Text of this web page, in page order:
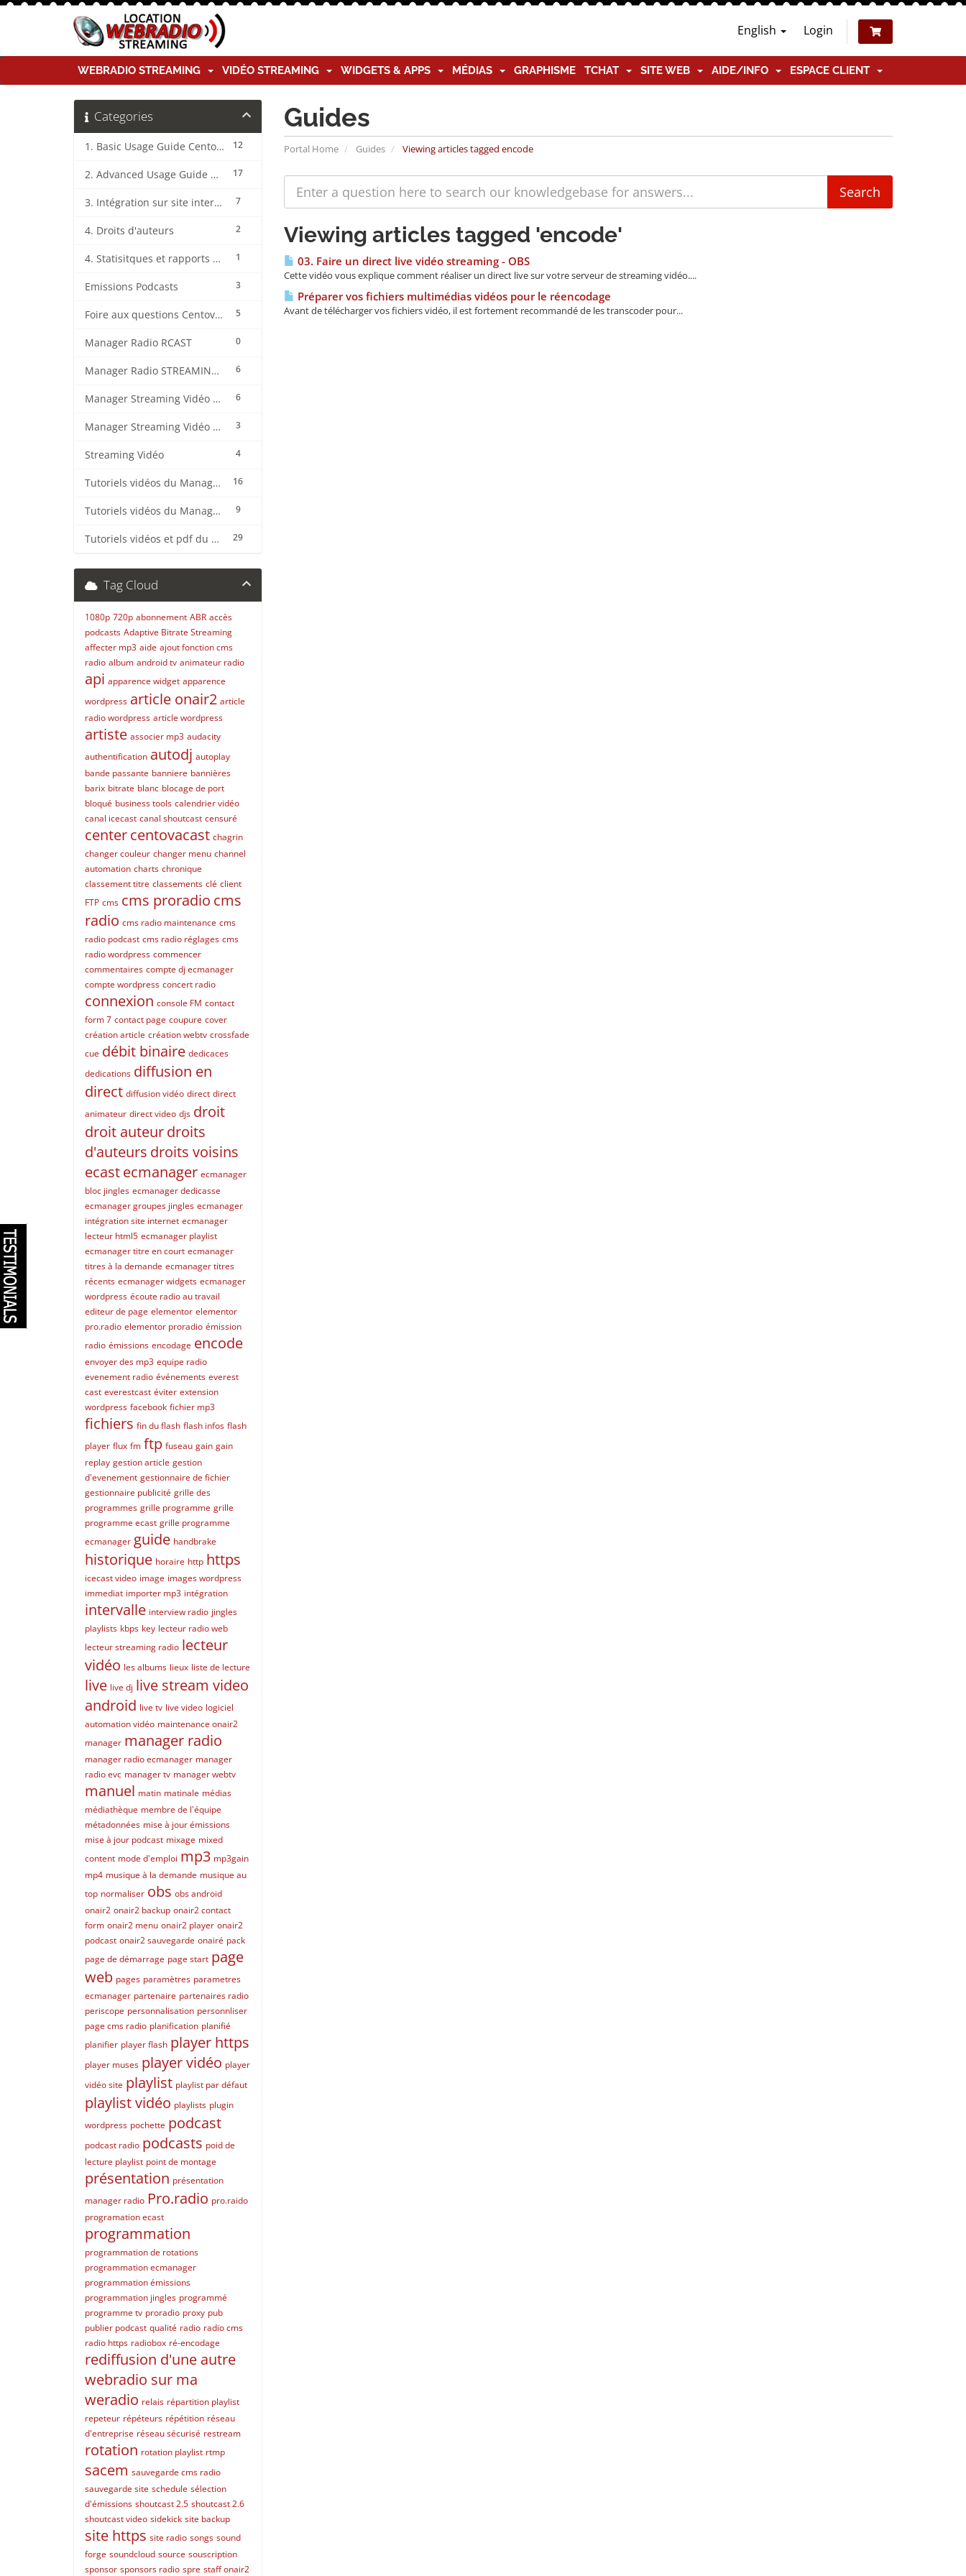
English Login
WEBRADIO STREAMING VIDÉO STREAMING WIDGETS & APPS MÉDIAS GRAPHISME TCHAT SITE WEB AIDE/INFO ESPACE CLIENT
Guides
Portal Home Guides Viewing articles tagged encode
Categories
12
1. Basic Usage Guide CentovaCast
17
2. Advanced Usage Guide CentovaCast
7
3. Intégration sur site internet CentovaCast
2
4. Droits d'auteurs
1
4. Statisitques et rapports CentovaCast
3
Emissions Podcasts
5
Foire aux questions CentovaCast
0
Manager Radio RCAST
6
Manager Radio STREAMING CENTER
6
Manager Streaming Vidéo TVMCP
3
Manager Streaming Vidéo VDO
4
Streaming Vidéo
16
Tutoriels vidéos du Manager Radio CentovaCast
9
Tutoriels vidéos du Manager Radio STREAMING CENTER
29
Tutoriels vidéos et pdf du CMS Radio Wordpress + OnAir2/Pro.Radio
Viewing articles tagged 'encode'
03. Faire un direct live vidéo streaming - OBS
Cette vidéo vous explique comment réaliser un direct live sur votre serveur de streaming vidéo....
Préparer vos fichiers multimédias vidéos pour le réencodage
Avant de télécharger vos fichiers vidéo, il est fortement recommandé de les transcoder pour...
Tag Cloud
1080p 720p abonnement ABR accès
podcasts Adaptive Bitrate Streaming
affecter mp3 aide ajout fonction cms
radio album android tv animateur radio
api apparence widget apparence
wordpress article onair2 article
radio wordpress article wordpress
artiste associer mp3 audacity
authentification autodj autoplay
bande passante banniere bannières
barix bitrate blanc blocage de port
bloqué business tools calendrier vidéo
canal icecast canal shoutcast censuré
centercentovacast chagrin
changer couleur changer menu channel
automation charts chronique
classement titre classements clé client
FTP cms cms proradio cms
radio cms radio maintenance cms
radio podcast cms radio réglages cms
radio wordpress commencer
commentaires compte dj ecmanager
compte wordpress concert radio
connexion console FM contact
form 7 contact page coupure cover
création article création webtv crossfade
cue débit binaire dedicaces
dedications diffusion en
direct diffusion vidéo direct direct
animateur direct video djs droit
droit auteurdroits
d'auteurs droits voisins
ecastecmanager ecmanager
bloc jingles ecmanager dedicasse
ecmanager groupes jingles ecmanager
intégration site internet ecmanager
lecteur html5 ecmanager playlist
ecmanager titre en court ecmanager
titres à la demande ecmanager titres
récents ecmanager widgets ecmanager
wordpress écoute radio au travail
editeur de page elementor elementor
pro.radio elementor proradio émission
radio émissions encodage encode
envoyer des mp3 equipe radio
evenement radio événements everest
cast everestcast éviter extension
wordpress facebook fichier mp3
fichiers fin du flash flash infos flash
player flux fm ftp fuseau gain gain
replay gestion article gestion
d'evenement gestionnaire de fichier
gestionnaire publicité grille des
programmes grille programme grille
programme ecast grille programme
ecmanager guide handbrake
historique horaire http https
icecast video image images wordpress
immediat importer mp3 intégration
intervalle interview radio jingles
playlists kbps key lecteur radio web
lecteur streaming radio lecteur
vidéo les albums lieux liste de lecture
live live dj live stream video
android live tv live video logiciel
automation vidéo maintenance onair2
manager manager radio
manager radio ecmanager manager
radio evc manager tv manager webtv
manuel matin matinale médias
médiathèque membre de l'équipe
métadonnées mise à jour émissions
mise à jour podcast mixage mixed
content mode d'emploi mp3 mp3gain
mp4 musique à la demande musique au
top normaliser obs obs android
onair2 onair2 backup onair2 contact
form onair2 menu onair2 player onair2
podcast onair2 sauvegarde onairé pack
page de démarrage page start page
web pages paramètres parametres
ecmanager partenaire partenaires radio
periscope personnalisation personnliser
page cms radio planification planifié
planifier player flash player https
player muses player vidéo player
vidéo site playlist playlist par défaut
playlist vidéo playlists plugin
wordpress pochette podcast
podcast radio podcasts poid de
lecture playlist point de montage
présentation présentation
manager radio Pro.radio pro.raido
programation ecast
programmation
programmation de rotations
programmation ecmanager
programmation émissions
programmation jingles programmé
programme tv proradio proxy pub
publier podcast qualité radio radio cms
radio https radiobox ré-encodage
rediffusion d'une autre
webradio sur ma
weradio relais répartition playlist
repeteur répéteurs répétition réseau
d'entreprise réseau sécurisé restream
rotation rotation playlist rtmp
sacem sauvegarde cms radio
sauvegarde site schedule sélection
d'émissions shoutcast 2.5 shoutcast 2.6
shoutcast video sidekick site backup
site https site radio songs sound
forge soundcloud source souscription
sponsor sponsors radio spre staff onair2